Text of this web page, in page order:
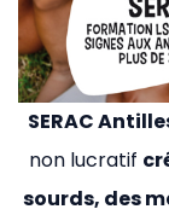
SERAC
non lucratif
sourds, des